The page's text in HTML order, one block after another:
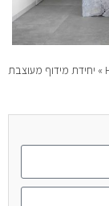
» יחידת מידוף מעוצבת